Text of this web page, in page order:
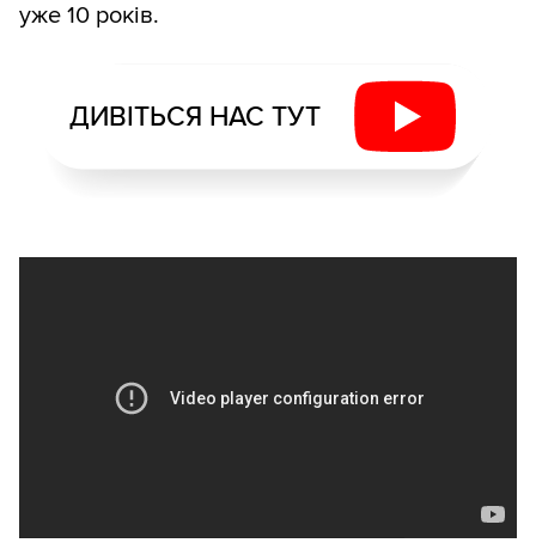
уже 10 років.
ДИВІТЬСЯ НАС ТУТ